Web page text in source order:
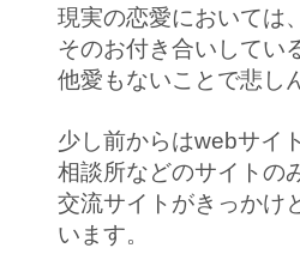
現実の恋愛においては
そのお付き合いしてい
他愛もないことで悲し
少し前からはwebサイ
相談所などのサイトの
交流サイトがきっかけ
います。